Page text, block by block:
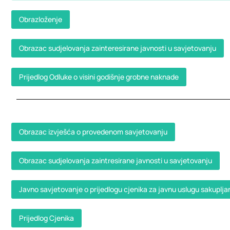
Obrazloženje
Obrazac sudjelovanja zainteresirane javnosti u savjetovanju
Prijedlog Odluke o visini godišnje grobne naknade
Obrazac izvješća o provedenom savjetovanju
Obrazac sudjelovanja zaintresirane javnosti u savjetovanju
Javno savjetovanje o prijedlogu cjenika za javnu uslugu
Prijedlog Cjenika